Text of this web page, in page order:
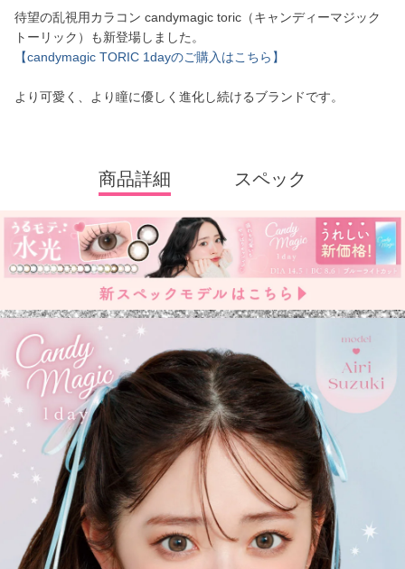
待望の乱視用カラコン candymagic toric（キャンディーマジック
トーリック）も新登場しました。
【candymagic TORIC 1dayのご購入はこちら】
より可愛く、より瞳に優しく進化し続けるブランドです。
商品詳細 スペック